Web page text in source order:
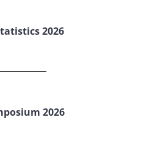
2026
2026